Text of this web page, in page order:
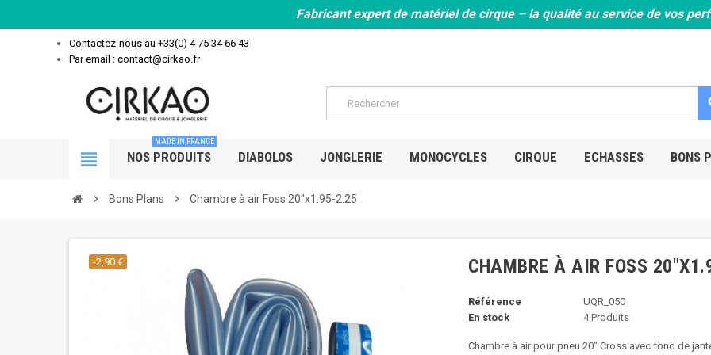
Fabricant expert de matériel de cirque – la qualité au service de vos
Contactez-nous au +33(0) 4 75 34 66 43
Par email : contact@cirkao.fr
view_headline NOS PRODUITS
MADE IN FRANCE
DIABOLOS JONGLERIE MONOCYCLES CIRQUE ECHASSES BONS
chevron_right Bons Plans chevron_right Chambre à air Foss 20"x1.95-2.25
-2,90 € CHAMBRE À AIR FOSS
Référence
UQR_050
En stock
4 Produits
Chambre à air pour pneu 20" Cross avec fond de